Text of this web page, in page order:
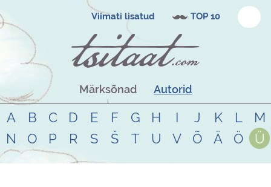
Viimati lisatud TOP 10
Märksõnad Autorid
A B C D E F G H I J K L
M
N
O P R S Š T U V Õ Ä Ö Ü